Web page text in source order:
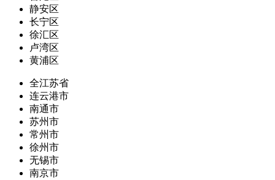
静安区
长宁区
徐汇区
卢湾区
黄浦区
全江苏省
连云港市
南通市
苏州市
常州市
徐州市
无锡市
南京市